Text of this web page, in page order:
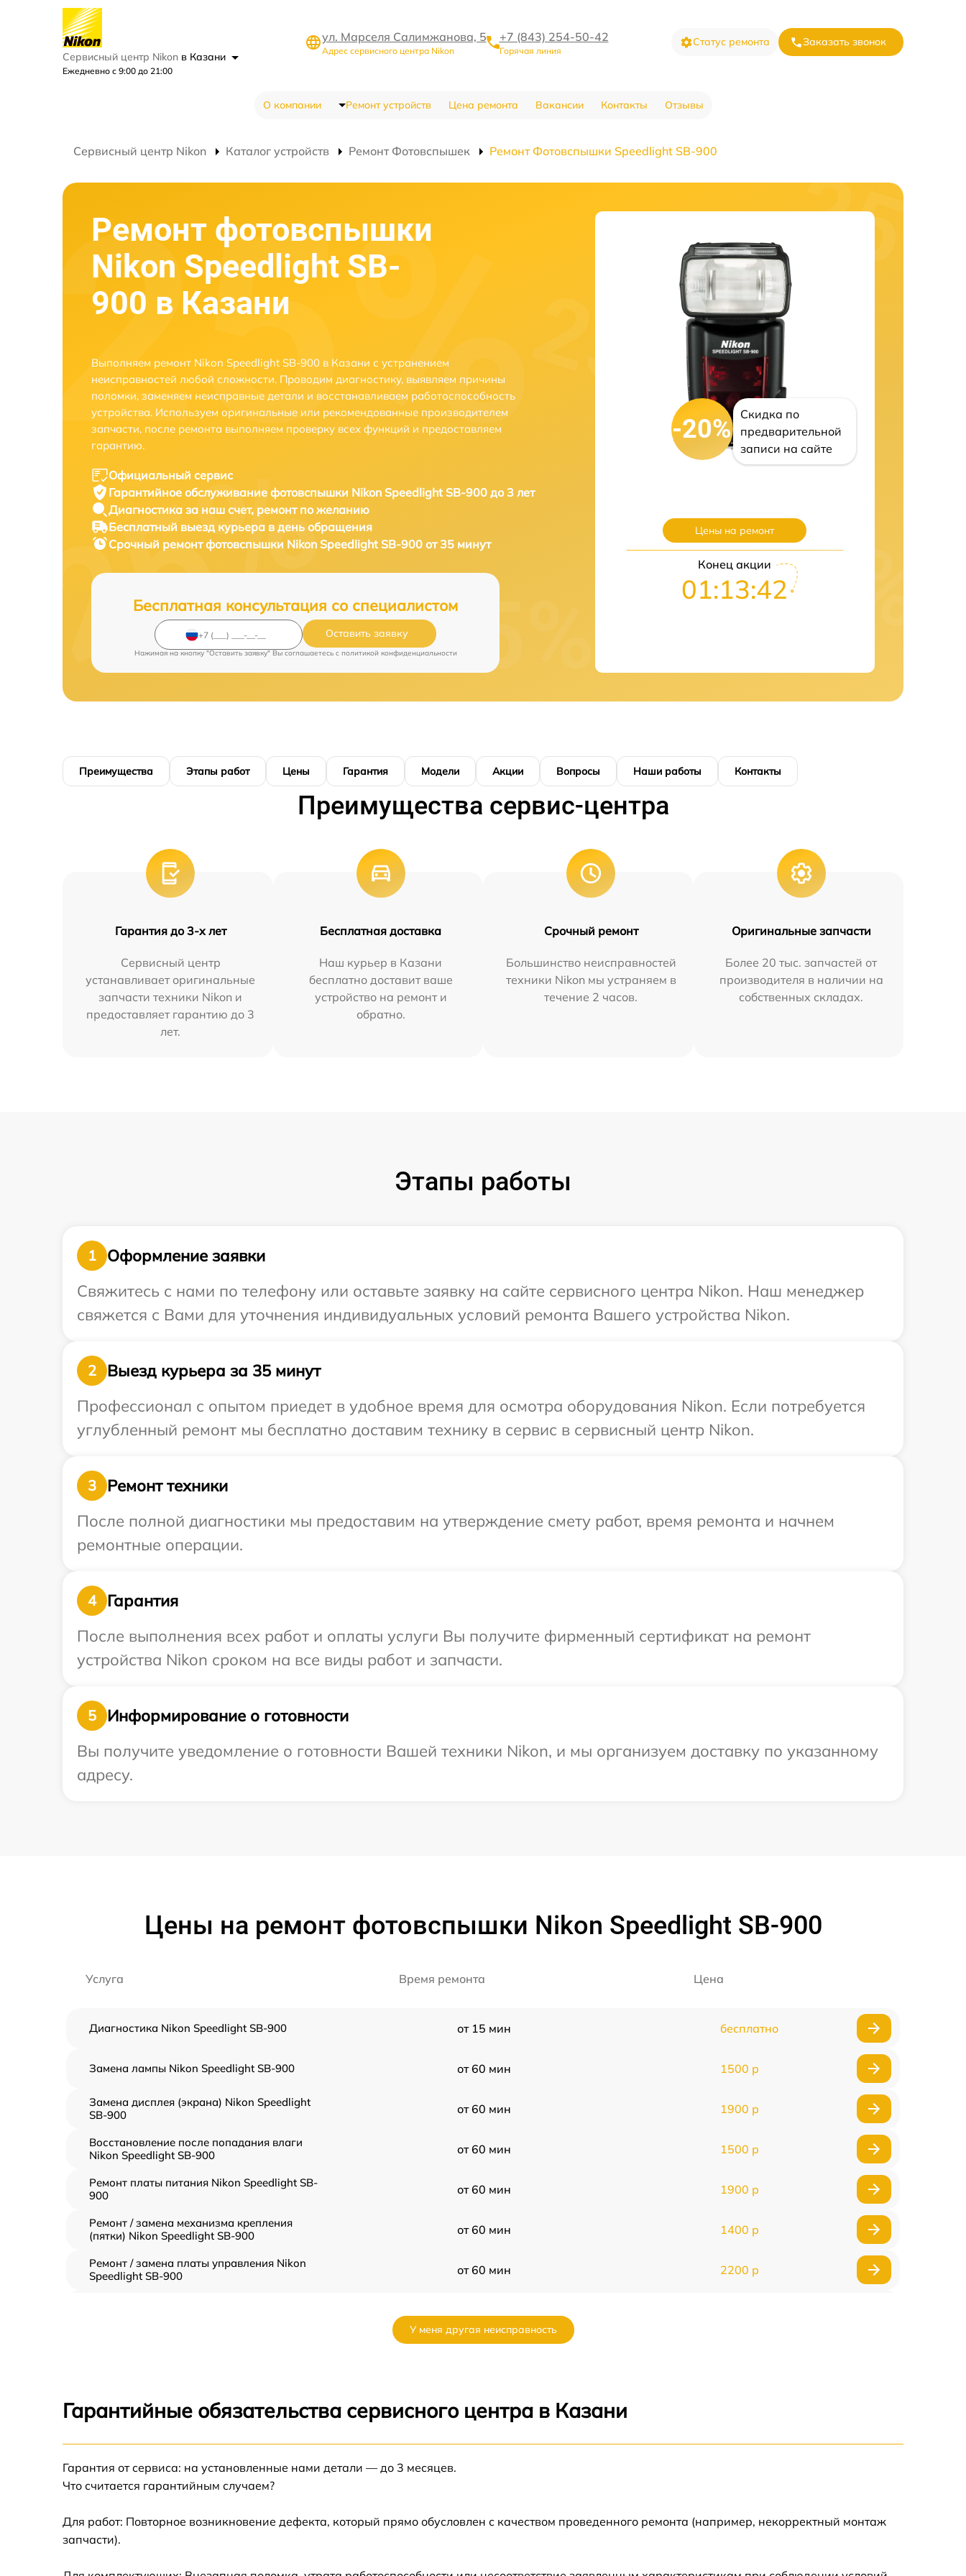
Сервисный центр Nikon в Казани
Ежедневно с 9:00 до 21:00
ул. Марселя Салимжанова, 5
Адрес сервисного центра Nikon
+7 (843) 254-50-42
Горячая линия
Статус ремонта Заказать звонок
О компании Ремонт устройств Цена ремонта Вакансии Контакты Отзывы
Сервисный центр Nikon Каталог устройств Ремонт Фотовспышек Ремонт Фотовспышки Speedlight SB-900
Ремонт фотовспышки
Nikon Speedlight SB-
900 в Казани
Выполняем ремонт Nikon Speedlight SB-900 в Казани с устранением
неисправностей любой сложности. Проводим диагностику, выявляем причины
поломки, заменяем неисправные детали и восстанавливаем работоспособность
устройства. Используем оригинальные или рекомендованные производителем
запчасти, после ремонта выполняем проверку всех функций и предоставляем
гарантию.
Официальный сервис
Гарантийное обслуживание фотовспышки Nikon Speedlight SB-900 до 3 лет
Диагностика за наш счет, ремонт по желанию
Бесплатный выезд курьера в день обращения
Срочный ремонтфотовспышки Nikon Speedlight SB-900 от 35 минут
Бесплатная консультация со специалистом
Оставить заявку
Нажимая на кнопку "Оставить заявку" Вы соглашаетесь c политикой конфиденциальности
-20%
Скидка по
предварительной
записи на сайте
Цены на ремонт
Конец акции
01:13:42
Преимущества Этапы работ Цены Гарантия Модели Акции Вопросы Наши работы Контакты
Преимущества сервис-центра
Гарантия до 3-х лет
Сервисный центр
устанавливает оригинальные
запчасти техники Nikon и
предоставляет гарантию до 3
лет.
Бесплатная доставка
Наш курьер в Казани
бесплатно доставит ваше
устройство на ремонт и
обратно.
Срочный ремонт
Большинство неисправностей
техники Nikon мы устраняем в
течение 2 часов.
Оригинальные запчасти
Более 20 тыс. запчастей от
производителя в наличии на
собственных складах.
Этапы работы
1
Оформление заявки
Свяжитесь с нами по телефону или оставьте заявку на сайте сервисного центра Nikon. Наш менеджер
свяжется с Вами для уточнения индивидуальных условий ремонта Вашего устройства Nikon.
2
Выезд курьера за 35 минут
Профессионал с опытом приедет в удобное время для осмотра оборудования Nikon. Если потребуется
углубленный ремонт мы бесплатно доставим технику в сервис в сервисный центр Nikon.
3
Ремонт техники
После полной диагностики мы предоставим на утверждение смету работ, время ремонта и начнем
ремонтные операции.
4
Гарантия
После выполнения всех работ и оплаты услуги Вы получите фирменный сертификат на ремонт
устройства Nikon сроком на все виды работ и запчасти.
5
Информирование о готовности
Вы получите уведомление о готовности Вашей техники Nikon, и мы организуем доставку по указанному
адресу.
Цены на ремонт фотовспышки Nikon Speedlight SB-900
Услуга Время ремонта Цена
Диагностика Nikon Speedlight SB-900 от 15 мин бесплатно
Замена лампы Nikon Speedlight SB-900 от 60 мин 1500 р
Замена дисплея (экрана) Nikon Speedlight
SB-900
от 60 мин 1900 р
Восстановление после попадания влаги
Nikon Speedlight SB-900
от 60 мин 1500 р
Ремонт платы питания Nikon Speedlight SB-
900
от 60 мин 1900 р
Ремонт / замена механизма крепления
(пятки) Nikon Speedlight SB-900
от 60 мин 1400 р
Ремонт / замена платы управления Nikon
Speedlight SB-900
от 60 мин 2200 р
У меня другая неисправность
Гарантийные обязательства сервисного центра в Казани
Гарантия от сервиса: на установленные нами детали — до 3 месяцев.
Что считается гарантийным случаем?
Для работ: Повторное возникновение дефекта, который прямо обусловлен с качеством проведенного ремонта (например, некорректный монтаж
запчасти).